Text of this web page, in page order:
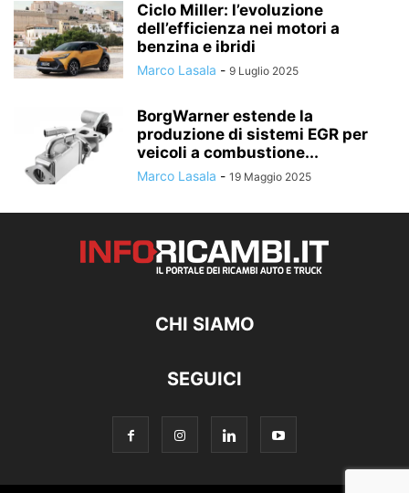
Ciclo Miller: l’evoluzione
dell’efficienza nei motori a
benzina e ibridi
Marco Lasala - 9 Luglio 2025
BorgWarner estende la
produzione di sistemi EGR per
veicoli a combustione...
Marco Lasala - 19 Maggio 2025
CHI SIAMO
SEGUICI